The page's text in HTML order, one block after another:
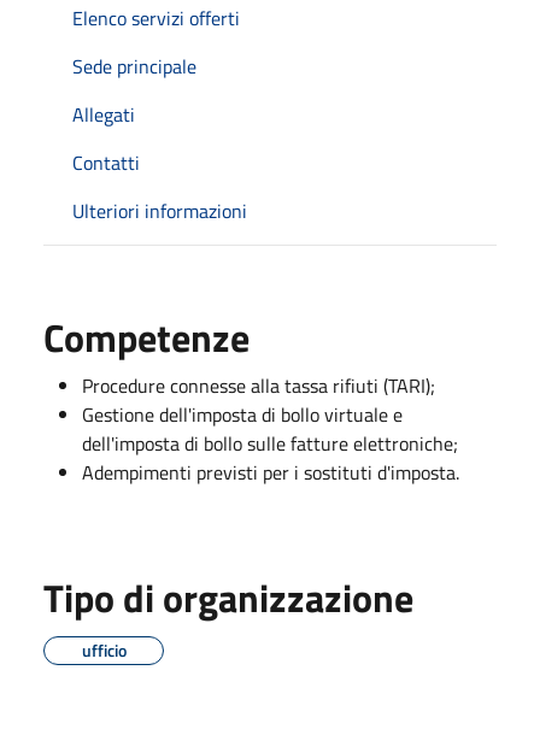
Elenco servizi offerti
Sede principale
Allegati
Contatti
Ulteriori informazioni
Competenze
Procedure connesse alla tassa rifiuti (TARI);
Gestione dell'imposta di bollo virtuale e
dell'imposta di bollo sulle fatture elettroniche;
Adempimenti previsti per i sostituti d'imposta.
Tipo di organizzazione
ufficio